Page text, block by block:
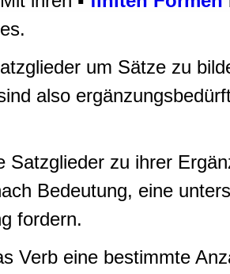
unsere Partner für soziale Medien,
möglicherweise mit weiteren
um Sätze zu
also
zu ihrer
Bedeutung, eine
fordern.
Verb eine bestimmte